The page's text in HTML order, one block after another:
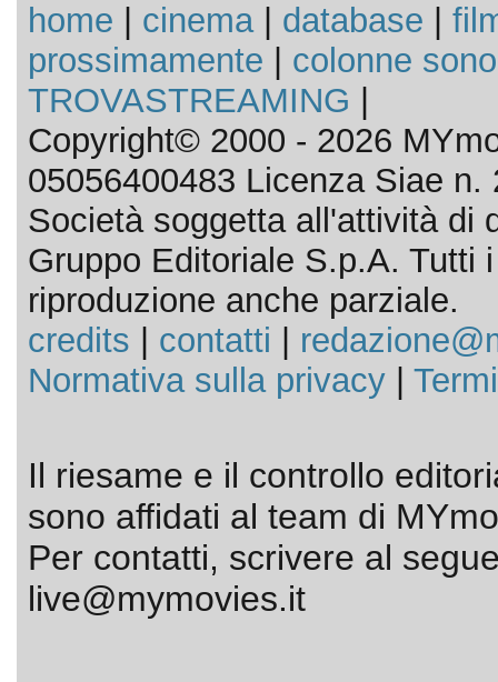
home cinema| database
prossimamente
colonne
TROVASTREAMING
Copyright© 2000 - 2026
05056400483 Licenza Siae n.
Società soggetta all'attività di
Gruppo Editoriale S.p.A. Tutti
riproduzione anche parziale.
credits
contatti
Normativa sulla privacy|
Il riesame e il controllo
sono affidati al team di
Per contatti, scrivere al
live@mymovies.it